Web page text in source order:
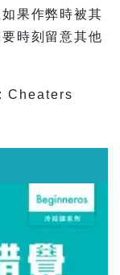
果作弊時被其
時刻留意其他
Cheaters